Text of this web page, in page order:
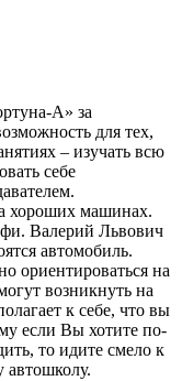
А» за
для тех,
– изучать всю
себе
хороших машинах.
Валерий Львович
автомобиль.
ориентироваться на
возникнуть на
к себе, что вы
если Вы хотите по-
то идите смело к
автошколу.